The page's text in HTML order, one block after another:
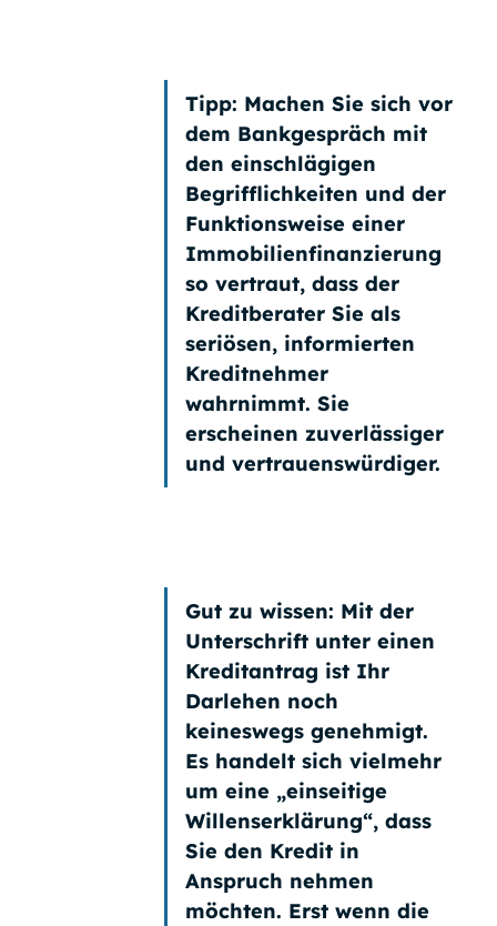
Tipp: Machen Sie sich vor
dem Bankgespräch mit
den einschlägigen
Begrifflichkeiten und der
Funktionsweise einer
Immobilienfinanzierung
so vertraut, dass der
Kreditberater Sie als
seriösen, informierten
Kreditnehmer
wahrnimmt. Sie
erscheinen zuverlässiger
und vertrauenswürdiger.
Gut zu wissen: Mit der
Unterschrift unter einen
Kreditantrag ist Ihr
Darlehen noch
keineswegs genehmigt.
Es handelt sich vielmehr
um eine „einseitige
Willenserklärung“, dass
Sie den Kredit in
Anspruch nehmen
möchten. Erst wenn die